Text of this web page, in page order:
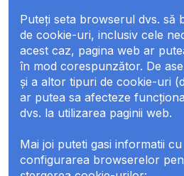
Puteți seta browserul dvs. să
de cookie-uri, inclusiv cele
acest caz, pagina web ar
în mod corespunzător. De
și a altor tipuri de cookie-uri
ar putea sa afecteze
dvs. la utilizarea paginii web.
Mai joi puteti gasi informatii
configurarea browserelor